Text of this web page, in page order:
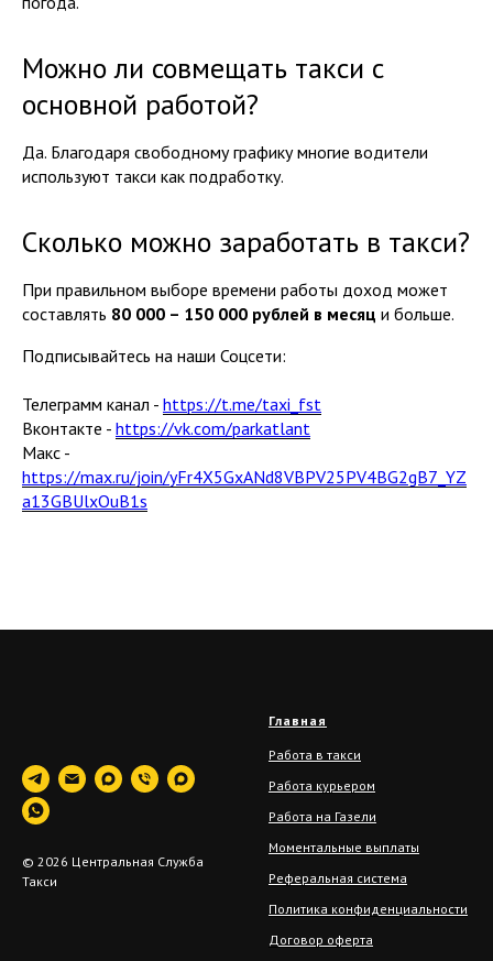
Можно ли совмещать такси с
основной работой?
Да. Благодаря свободному графику многие водители
используют такси как подработку.
Сколько можно заработать в такси?
При правильном выборе времени работы доход может
составлять 80 000 – 150 000 рублей в месяц и больше.
Подписывайтесь на наши Соцсети:
Телеграмм канал - https://t.me/taxi_fst
Вконтакте - https://vk.com/parkatlant
Макс -
https://max.ru/join/yFr4X5GxANd8VBPV25PV4BG2gB7_YZ
a13GBUlxOuB1s
© 2026 Центральная Служба
Такси
Главная
Работа в такси
Работа курьером
Работа на Газели
Моментальные выплаты
Реферальная система
Политика конфиденциальности
Договор оферта